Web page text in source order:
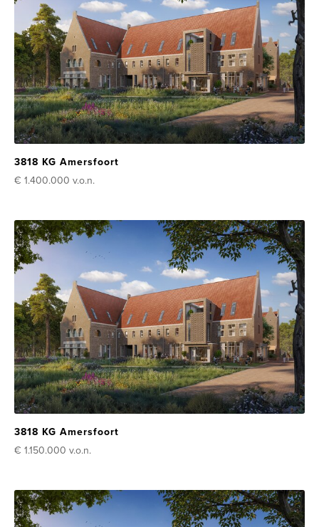
3818 KG Amersfoort
€ 1.400.000 v.o.n.
3818 KG Amersfoort
€ 1.150.000 v.o.n.